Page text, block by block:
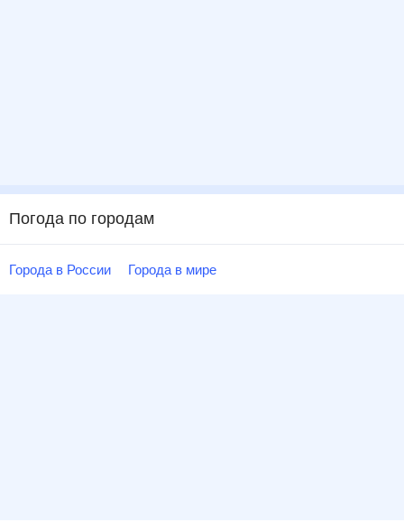
Погода по городам
Города в России Города в мире